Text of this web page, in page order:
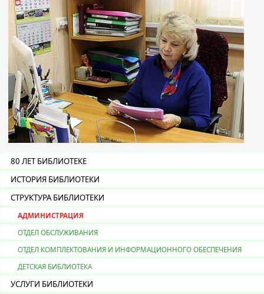
80 ЛЕТ БИБЛИОТЕКЕ
ИСТОРИЯ БИБЛИОТЕКИ
СТРУКТУРА БИБЛИОТЕКИ
АДМИНИСТРАЦИЯ
ОТДЕЛ ОБСЛУЖИВАНИЯ
ОТДЕЛ КОМПЛЕКТОВАНИЯ И ИНФОРМАЦИОННОГО ОБЕСПЕЧЕНИЯ
ДЕТСКАЯ БИБЛИОТЕКА
УСЛУГИ БИБЛИОТЕКИ